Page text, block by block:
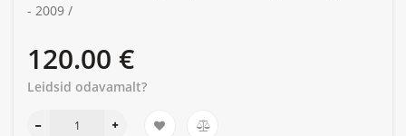
- 2009 /
120.00 €
Leidsid odavamalt?